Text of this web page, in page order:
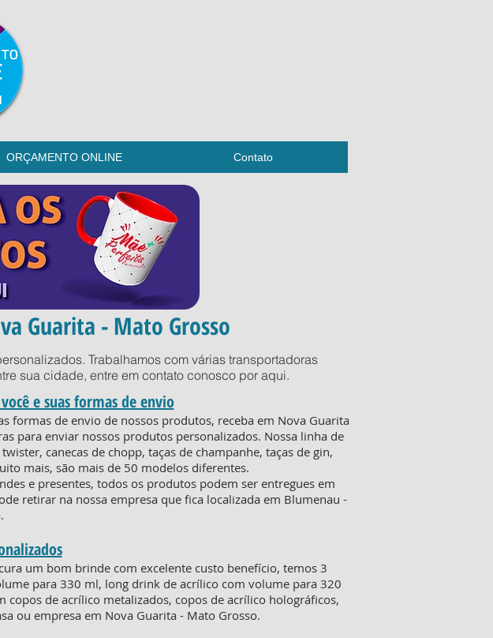
ORÇAMENTO ONLINE Contato
Guarita - Mato Grosso
Trabalhamos com várias transportadoras
sua cidade, entre em contato conosco poraqui.
e suas formas de envio
formas de envio de nossos produtos, receba em Nova Guarita
para enviar nossos produtos personalizados. Nossa linha de
canecas de chopp, taças de champanhe, taças de gin,
mais, são mais de 50 modelos diferentes.
e presentes, todos os produtos podem ser entregues em
retirar na nossa empresa que fica localizada em Blumenau -
um bom brinde com excelente custo benefício, temos 3
para 330 ml, long drink de acrílico com volume para 320
de acrílico metalizados, copos de acrílico holográficos,
ou empresa em Nova Guarita - Mato Grosso.